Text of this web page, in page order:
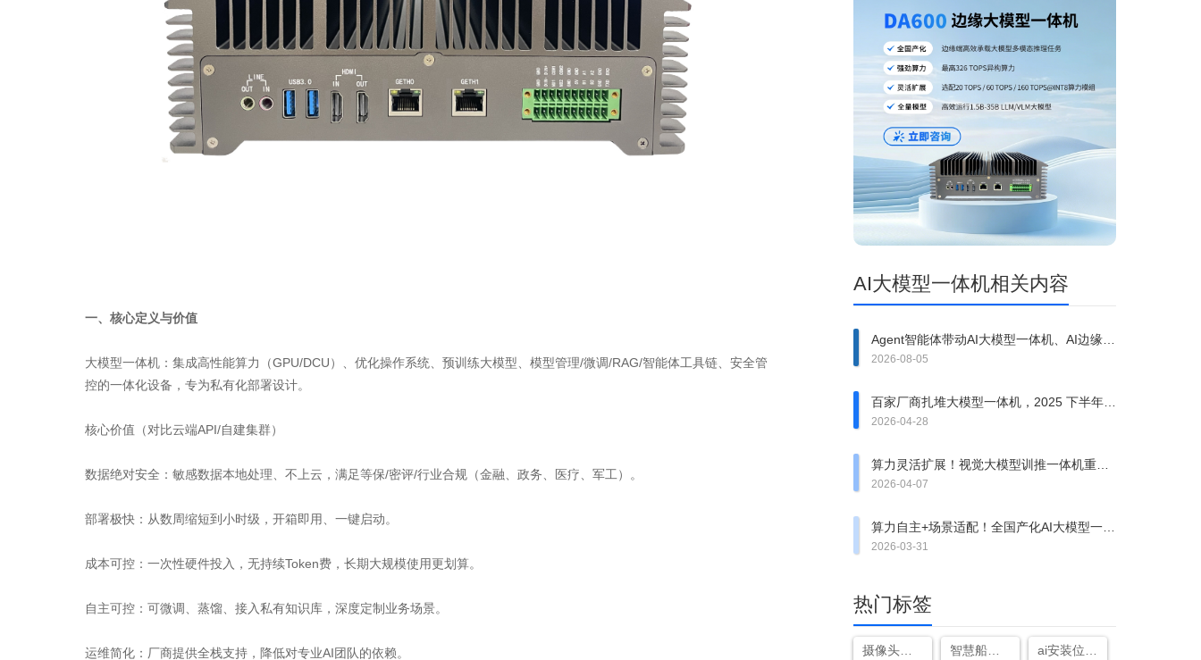
一、核心定义与价值
大模型一体机：集成高性能算力（GPU/DCU）、优化操作系统、预训练大模型、模型管理/微调/RAG/智能体工具链、安全管
控的一体化设备，专为私有化部署设计。
核心价值（对比云端API/自建集群）
数据绝对安全：敏感数据本地处理、不上云，满足等保/密评/行业合规（金融、政务、医疗、军工）。
部署极快：从数周缩短到小时级，开箱即用、一键启动。
成本可控：一次性硬件投入，无持续Token费，长期大规模使用更划算。
自主可控：可微调、蒸馏、接入私有知识库，深度定制业务场景。
运维简化：厂商提供全栈支持，降低对专业AI团队的依赖。
AI大模型一体机相关内容
Agent智能体带动AI大模型一体机、AI边缘计
算盒子需求提升
2026-08-05
百家厂商扎堆大模型一体机，2025 下半年会
洗牌吗？
2026-04-28
算力灵活扩展！视觉大模型训推一体机重构
边缘AI架构
2026-04-07
算力自主+场景适配！全国产化AI大模型一体
机的核心优势全解析
2026-03-31
热门标签